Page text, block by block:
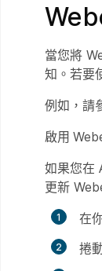
當您將
知。若要
例如，請
啟用
如果您在
更新
在
捲